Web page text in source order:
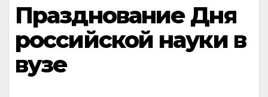
Празднование Дня
российской науки в
вузе